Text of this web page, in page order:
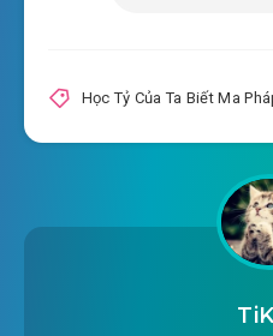
Học Tỷ Của Ta Biết Ma